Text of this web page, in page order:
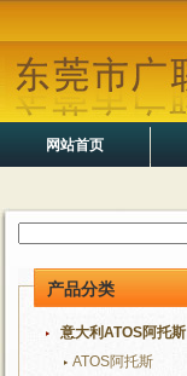
网站首页
产品分类
意大利ATOS阿托斯
ATOS阿托斯